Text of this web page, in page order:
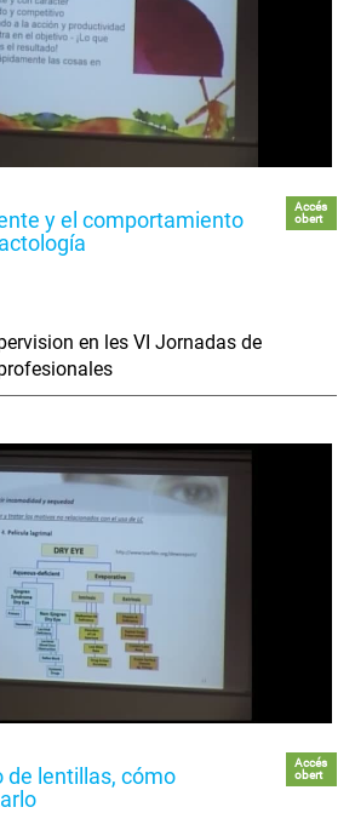
y el comportamiento
Accés
obert
en les VI Jornadas de
de lentillas, cómo
Accés
obert